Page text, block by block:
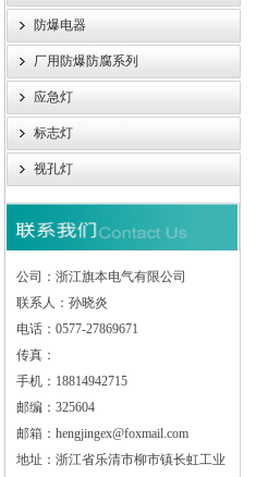
防爆电器
厂用防爆防腐系列
应急灯
标志灯
视孔灯
公司：浙江旗本电气有限公司
联系人：孙晓炎
电话：0577-27869671
传真：
手机：18814942715
邮编：325604
邮箱：hengjingex@foxmail.com
地址：浙江省乐清市柳市镇长虹工业